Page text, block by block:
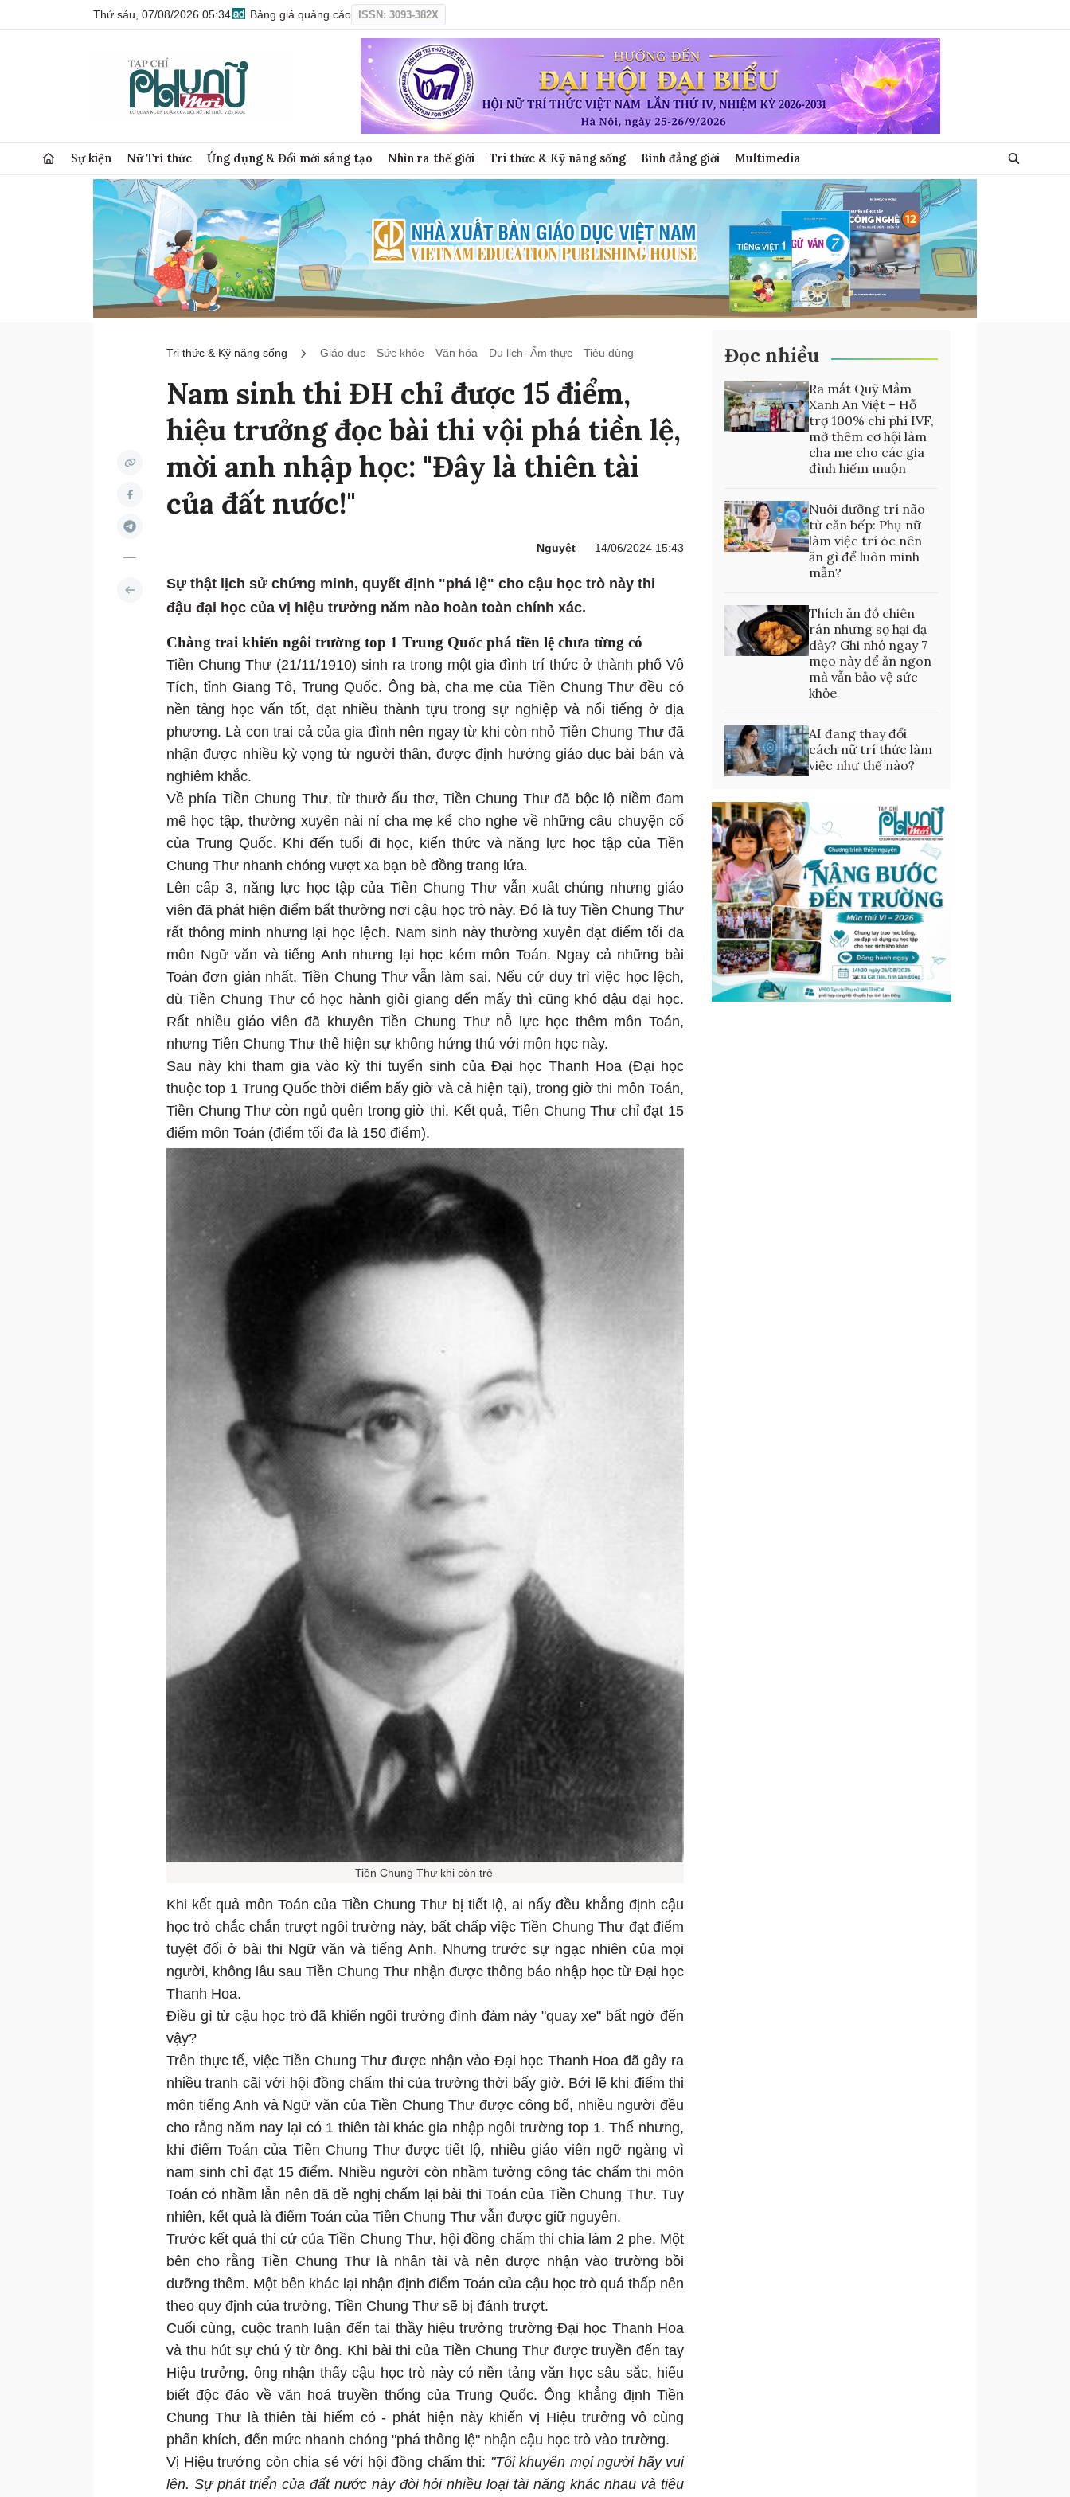
Thứ sáu, 07/08/2026 05:34 Bảng giá quảng cáo ISSN: 3093-382X
Sự kiện Nữ Trí thức Ứng dụng & Đổi mới sáng tạo Nhìn ra thế giới Tri thức & Kỹ năng sống Bình đẳng giới Multimedia
Tri thức & Kỹ năng sống Giáo dục Sức khỏe Văn hóa Du lịch- Ẩm thực Tiêu dùng
Nam sinh thi ĐH chỉ được 15 điểm,
hiệu trưởng đọc bài thi vội phá tiền lệ,
mời anh nhập học: "Đây là thiên tài
của đất nước!"
Nguyệt 14/06/2024 15:43
Sự thật lịch sử chứng minh, quyết định "phá lệ" cho cậu học trò này thi
đậu đại học của vị hiệu trưởng năm nào hoàn toàn chính xác.
Chàng trai khiến ngôi trường top 1 Trung Quốc phá tiền lệ chưa từng có
Tiền Chung Thư (21/11/1910) sinh ra trong một gia đình trí thức ở thành phố Vô
Tích, tỉnh Giang Tô, Trung Quốc. Ông bà, cha mẹ của Tiền Chung Thư đều có
nền tảng học vấn tốt, đạt nhiều thành tựu trong sự nghiệp và nổi tiếng ở địa
phương. Là con trai cả của gia đình nên ngay từ khi còn nhỏ Tiền Chung Thư đã
nhận được nhiều kỳ vọng từ người thân, được định hướng giáo dục bài bản và
nghiêm khắc.
Về phía Tiền Chung Thư, từ thưở ấu thơ, Tiền Chung Thư đã bộc lộ niềm đam
mê học tập, thường xuyên nài nỉ cha mẹ kể cho nghe về những câu chuyện cổ
của Trung Quốc. Khi đến tuổi đi học, kiến thức và năng lực học tập của Tiền
Chung Thư nhanh chóng vượt xa bạn bè đồng trang lứa.
Lên cấp 3, năng lực học tập của Tiền Chung Thư vẫn xuất chúng nhưng giáo
viên đã phát hiện điểm bất thường nơi cậu học trò này. Đó là tuy Tiền Chung Thư
rất thông minh nhưng lại học lệch. Nam sinh này thường xuyên đạt điểm tối đa
môn Ngữ văn và tiếng Anh nhưng lại học kém môn Toán. Ngay cả những bài
Toán đơn giản nhất, Tiền Chung Thư vẫn làm sai. Nếu cứ duy trì việc học lệch,
dù Tiền Chung Thư có học hành giỏi giang đến mấy thì cũng khó đậu đại học.
Rất nhiều giáo viên đã khuyên Tiền Chung Thư nỗ lực học thêm môn Toán,
nhưng Tiền Chung Thư thể hiện sự không hứng thú với môn học này.
Sau này khi tham gia vào kỳ thi tuyển sinh của Đại học Thanh Hoa (Đại học
thuộc top 1 Trung Quốc thời điểm bấy giờ và cả hiện tại), trong giờ thi môn Toán,
Tiền Chung Thư còn ngủ quên trong giờ thi. Kết quả, Tiền Chung Thư chỉ đạt 15
điểm môn Toán (điểm tối đa là 150 điểm).
Tiền Chung Thư khi còn trẻ
Khi kết quả môn Toán của Tiền Chung Thư bị tiết lộ, ai nấy đều khẳng định cậu
học trò chắc chắn trượt ngôi trường này, bất chấp việc Tiền Chung Thư đạt điểm
tuyệt đối ở bài thi Ngữ văn và tiếng Anh. Nhưng trước sự ngạc nhiên của mọi
người, không lâu sau Tiền Chung Thư nhận được thông báo nhập học từ Đại học
Thanh Hoa.
Điều gì từ cậu học trò đã khiến ngôi trường đình đám này "quay xe" bất ngờ đến
vậy?
Trên thực tế, việc Tiền Chung Thư được nhận vào Đại học Thanh Hoa đã gây ra
nhiều tranh cãi với hội đồng chấm thi của trường thời bấy giờ. Bởi lẽ khi điểm thi
môn tiếng Anh và Ngữ văn của Tiền Chung Thư được công bố, nhiều người đều
cho rằng năm nay lại có 1 thiên tài khác gia nhập ngôi trường top 1. Thế nhưng,
khi điểm Toán của Tiền Chung Thư được tiết lộ, nhiều giáo viên ngỡ ngàng vì
nam sinh chỉ đạt 15 điểm. Nhiều người còn nhầm tưởng công tác chấm thi môn
Toán có nhầm lẫn nên đã đề nghị chấm lại bài thi Toán của Tiền Chung Thư. Tuy
nhiên, kết quả là điểm Toán của Tiền Chung Thư vẫn được giữ nguyên.
Trước kết quả thi cử của Tiền Chung Thư, hội đồng chấm thi chia làm 2 phe. Một
bên cho rằng Tiền Chung Thư là nhân tài và nên được nhận vào trường bồi
dưỡng thêm. Một bên khác lại nhận định điểm Toán của cậu học trò quá thấp nên
theo quy định của trường, Tiền Chung Thư sẽ bị đánh trượt.
Cuối cùng, cuộc tranh luận đến tai thầy hiệu trưởng trường Đại học Thanh Hoa
và thu hút sự chú ý từ ông. Khi bài thi của Tiền Chung Thư được truyền đến tay
Hiệu trưởng, ông nhận thấy cậu học trò này có nền tảng văn học sâu sắc, hiểu
biết độc đáo về văn hoá truyền thống của Trung Quốc. Ông khẳng định Tiền
Chung Thư là thiên tài hiếm có - phát hiện này khiến vị Hiệu trưởng vô cùng
phấn khích, đến mức nhanh chóng "phá thông lệ" nhận cậu học trò vào trường.
Vị Hiệu trưởng còn chia sẻ với hội đồng chấm thi: "Tôi khuyên mọi người hãy vui
lên. Sự phát triển của đất nước này đòi hỏi nhiều loại tài năng khác nhau và tiêu
Đọc nhiều
Ra mắt Quỹ Mầm
Xanh An Việt – Hỗ
trợ 100% chi phí IVF,
mở thêm cơ hội làm
cha mẹ cho các gia
đình hiếm muộn
Nuôi dưỡng trí não
từ căn bếp: Phụ nữ
làm việc trí óc nên
ăn gì để luôn minh
mẫn?
Thích ăn đồ chiên
rán nhưng sợ hại dạ
dày? Ghi nhớ ngay 7
mẹo này để ăn ngon
mà vẫn bảo vệ sức
khỏe
AI đang thay đổi
cách nữ trí thức làm
việc như thế nào?